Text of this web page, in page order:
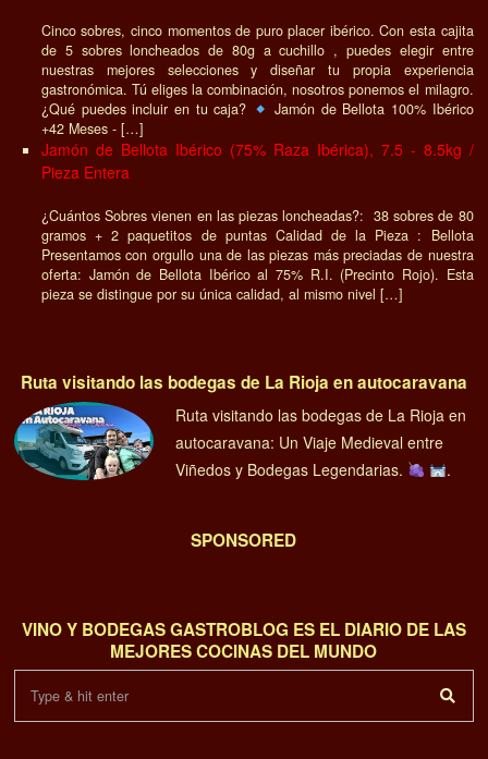
Cinco sobres, cinco momentos de puro placer ibérico. Con esta cajita
de 5 sobres loncheados de 80g a cuchillo , puedes elegir entre
nuestras mejores selecciones y diseñar tu propia experiencia
gastronómica. Tú eliges la combinación, nosotros ponemos el milagro.
¿Qué puedes incluir en tu caja?
Jamón de Bellota 100% Ibérico
+42 Meses - […]
Jamón de Bellota Ibérico (75% Raza Ibérica), 7.5 - 8.5kg /
Pieza Entera
¿Cuántos Sobres vienen en las piezas loncheadas?: 38 sobres de 80
gramos + 2 paquetitos de puntas Calidad de la Pieza : Bellota
Presentamos con orgullo una de las piezas más preciadas de nuestra
oferta: Jamón de Bellota Ibérico al 75% R.I. (Precinto Rojo). Esta
pieza se distingue por su única calidad, al mismo nivel […]
Ruta visitando las bodegas de La Rioja en autocaravana
Ruta visitando las bodegas de La Rioja en
autocaravana: Un Viaje Medieval entre
Viñedos y Bodegas Legendarias.
.
SPONSORED
VINO Y BODEGAS GASTROBLOG ES EL DIARIO DE LAS
MEJORES COCINAS DEL MUNDO